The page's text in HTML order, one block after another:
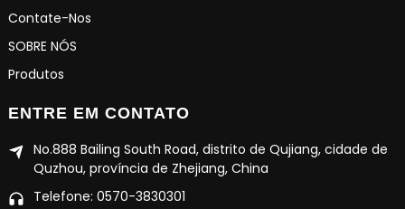
Contate-Nos
SOBRE NÓS
Produtos
ENTRE EM CONTATO
No.888 Bailing South Road, distrito de Qujiang, cidade de
Quzhou, província de Zhejiang, China
Telefone: 0570-3830301